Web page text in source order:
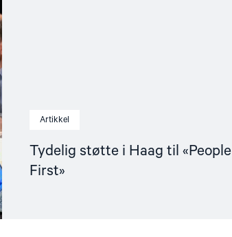
Artikkel
Tydelig støtte i Haag til «People
First»